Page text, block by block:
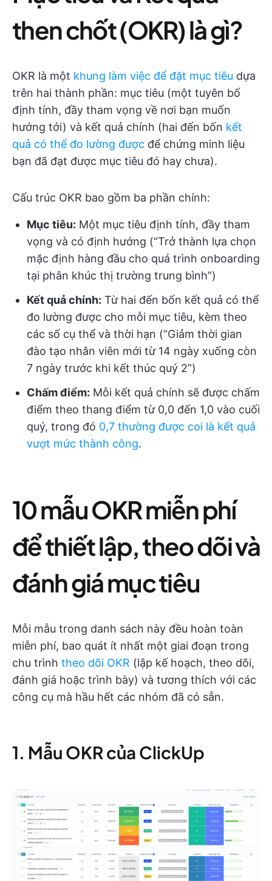
then chốt (OKR) là gì?
OKR là một khung làm việc để đặt mục tiêu dựa
trên hai thành phần: mục tiêu (một tuyên bố
định tính, đầy tham vọng về nơi bạn muốn
hướng tới) và kết quả chính (hai đến bốn kết
quả có thể đo lường được để chứng minh liệu
bạn đã đạt được mục tiêu đó hay chưa).
Cấu trúc OKR bao gồm ba phần chính:
Mục tiêu: Một mục tiêu định tính, đầy tham
vọng và có định hướng (“Trở thành lựa chọn
mặc định hàng đầu cho quá trình onboarding
tại phân khúc thị trường trung bình”)
Kết quả chính: Từ hai đến bốn kết quả có thể
đo lường được cho mỗi mục tiêu, kèm theo
các số cụ thể và thời hạn (“Giảm thời gian
đào tạo nhân viên mới từ 14 ngày xuống còn
7 ngày trước khi kết thúc quý 2”)
Chấm điểm: Mỗi kết quả chính sẽ được chấm
điểm theo thang điểm từ 0,0 đến 1,0 vào cuối
quý, trong đó 0,7 thường được coi là kết quả
vượt mức thành công.
10 mẫu OKR miễn phí
để thiết lập, theo dõi và
đánh giá mục tiêu
Mỗi mẫu trong danh sách này đều hoàn toàn
miễn phí, bao quát ít nhất một giai đoạn trong
chu trình theo dõi OKR (lập kế hoạch, theo dõi,
đánh giá hoặc trình bày) và tương thích với các
công cụ mà hầu hết các nhóm đã có sẵn.
1. Mẫu OKR của ClickUp